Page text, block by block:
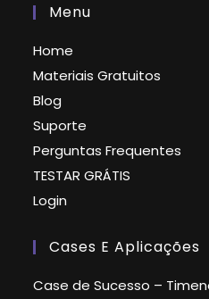
Menu
Home
Materiais Gratuitos
Blog
Suporte
Perguntas Frequentes
TESTAR GRÁTIS
Login
Cases E Aplicações
Case de Sucesso –